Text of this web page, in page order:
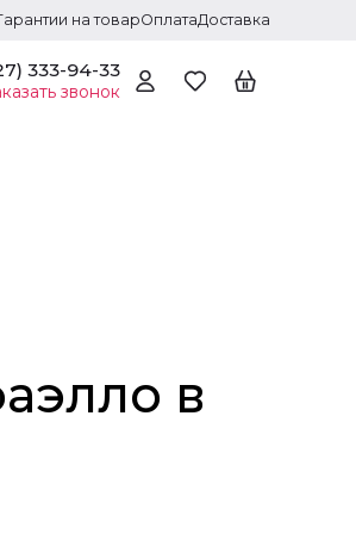
на товарОплатаДоставка
333-94-33
звонок
в